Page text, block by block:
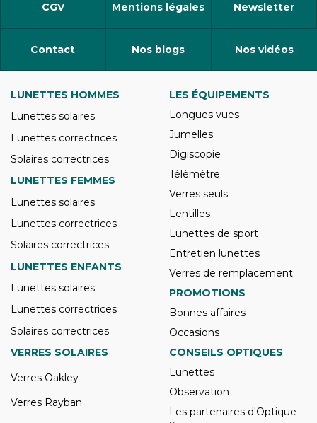
CGV Mentions légales Newsletter
Contact Nos blogs Nos vidéos
LUNETTES HOMMES
Lunettes solaires
Lunettes correctrices
Solaires correctrices
LUNETTES FEMMES
Lunettes solaires
Lunettes correctrices
Solaires correctrices
LUNETTES ENFANTS
Lunettes solaires
Lunettes correctrices
Solaires correctrices
LES ÉQUIPEMENTS
Longues vues
Jumelles
Digiscopie
Télémètre
Verres seuls
Lentilles
Lunettes de sport
Entretien lunettes
Verres de remplacement
PROMOTIONS
Bonnes affaires
Occasions
VERRES SOLAIRES
Verres Oakley
Verres Rayban
CONSEILS OPTIQUES
Lunettes
Observation
Les partenaires d'Optique